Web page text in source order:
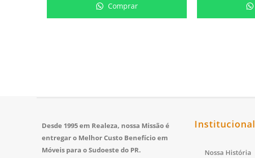
Comprar
Desde 1995 em Realeza, nossa Missão é
entregar o Melhor Custo Benefício em
Móveis para o Sudoeste do PR.
Institucional
Nossa História